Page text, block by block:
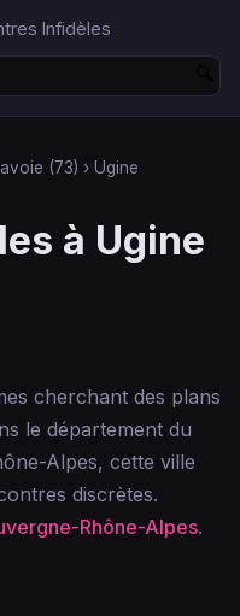
Infidèles
(73) › Ugine
à Ugine
cherchant des plans
le département du
Alpes, cette ville
discrètes.
Rhône-Alpes.